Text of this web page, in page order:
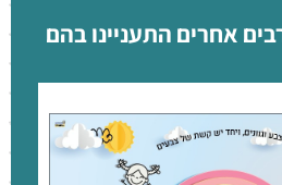
אחרים התעניינו בהם